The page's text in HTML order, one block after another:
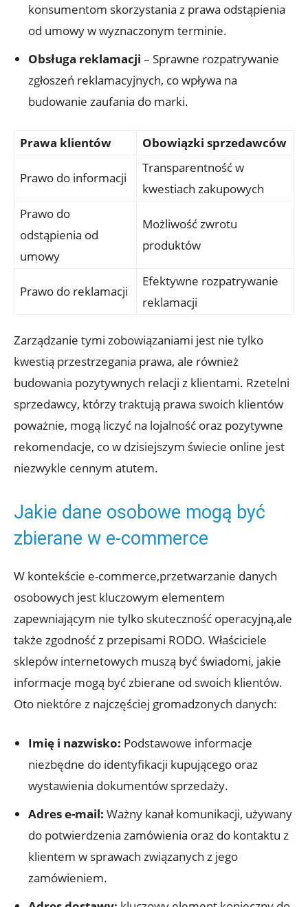
konsumentom skorzystania z prawa odstąpienia
od umowy w wyznaczonym terminie.
Obsługa reklamacji – Sprawne rozpatrywanie
zgłoszeń reklamacyjnych, co wpływa na
budowanie zaufania do marki.
Prawa klientów Obowiązki sprzedawców
Prawo do informacji
Transparentność w
kwestiach zakupowych
Prawo do
odstąpienia od
umowy
Możliwość zwrotu
produktów
Prawo do reklamacji
Efektywne rozpatrywanie
reklamacji
Zarządzanie tymi zobowiązaniami jest nie tylko
kwestią przestrzegania prawa, ale również
budowania pozytywnych relacji z klientami. Rzetelni
sprzedawcy, którzy traktują prawa swoich klientów
poważnie, mogą liczyć na lojalność oraz pozytywne
rekomendacje, co w dzisiejszym świecie online jest
niezwykle cennym atutem.
Jakie dane osobowe mogą być
zbierane w e-commerce
W kontekście e-commerce,przetwarzanie danych
osobowych jest kluczowym elementem
zapewniającym nie tylko skuteczność operacyjną,ale
także zgodność z przepisami RODO. Właściciele
sklepów internetowych muszą być świadomi, jakie
informacje mogą być zbierane od swoich klientów.
Oto niektóre z najczęściej gromadzonych danych:
Imię i nazwisko: Podstawowe informacje
niezbędne do identyfikacji kupującego oraz
wystawienia dokumentów sprzedaży.
Adres e-mail: Ważny kanał komunikacji, używany
do potwierdzenia zamówienia oraz do kontaktu z
klientem w sprawach związanych z jego
zamówieniem.